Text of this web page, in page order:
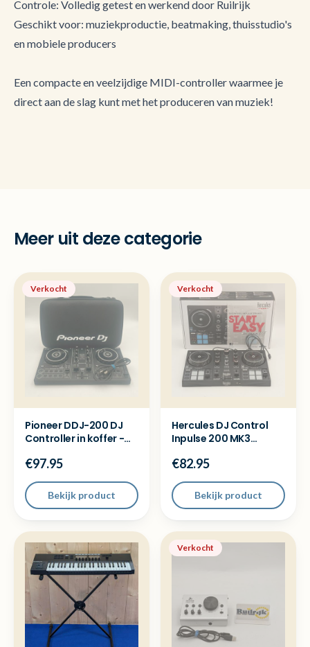
Controle: Volledig getest en werkend door Ruilrijk
Geschikt voor: muziekproductie, beatmaking, thuisstudio's
en mobiele producers
Een compacte en veelzijdige MIDI-controller waarmee je
direct aan de slag kunt met het produceren van muziek!
Meer uit deze categorie
Verkocht
Pioneer DDJ-200 DJ
Controller in koffer -
€97.95
Bekijk product
Verkocht
Hercules DJ Control
Inpulse 200 MK3
doos
€82.95
Bekijk product
Verkocht